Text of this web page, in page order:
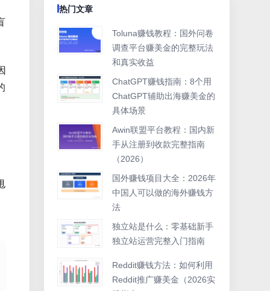
热门文章
Toluna赚钱教程：国外问卷
调查平台赚美金的完整玩法
和真实收益
ChatGPT赚钱指南：8个用
ChatGPT辅助出海赚美金的
具体场景
Awin联盟平台教程：国内新
手从注册到收款完整指南
（2026）
国外赚钱项目大全：2026年
中国人可以做的海外赚钱方
法
独立站是什么：零基础新手
独立站运营完整入门指南
Reddit赚钱方法：如何利用
Reddit推广赚美金（2026实